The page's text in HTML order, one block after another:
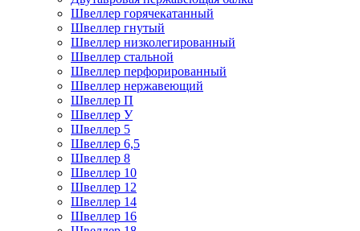
Швеллер горячекатанный
Швеллер гнутый
Швеллер низколегированный
Швеллер стальной
Швеллер перфорированный
Швеллер нержавеющий
Швеллер П
Швеллер У
Швеллер 5
Швеллер 6,5
Швеллер 8
Швеллер 10
Швеллер 12
Швеллер 14
Швеллер 16